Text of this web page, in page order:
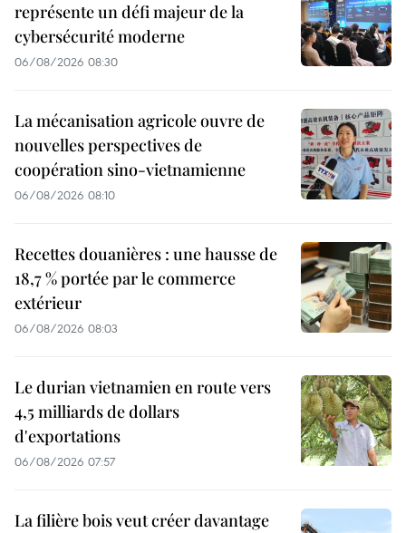
représente un défi majeur de la
cybersécurité moderne
06/08/2026 08:30
La mécanisation agricole ouvre de
nouvelles perspectives de
coopération sino-vietnamienne
06/08/2026 08:10
Recettes douanières : une hausse de
18,7 % portée par le commerce
extérieur
06/08/2026 08:03
Le durian vietnamien en route vers
4,5 milliards de dollars
d'exportations
06/08/2026 07:57
La filière bois veut créer davantage